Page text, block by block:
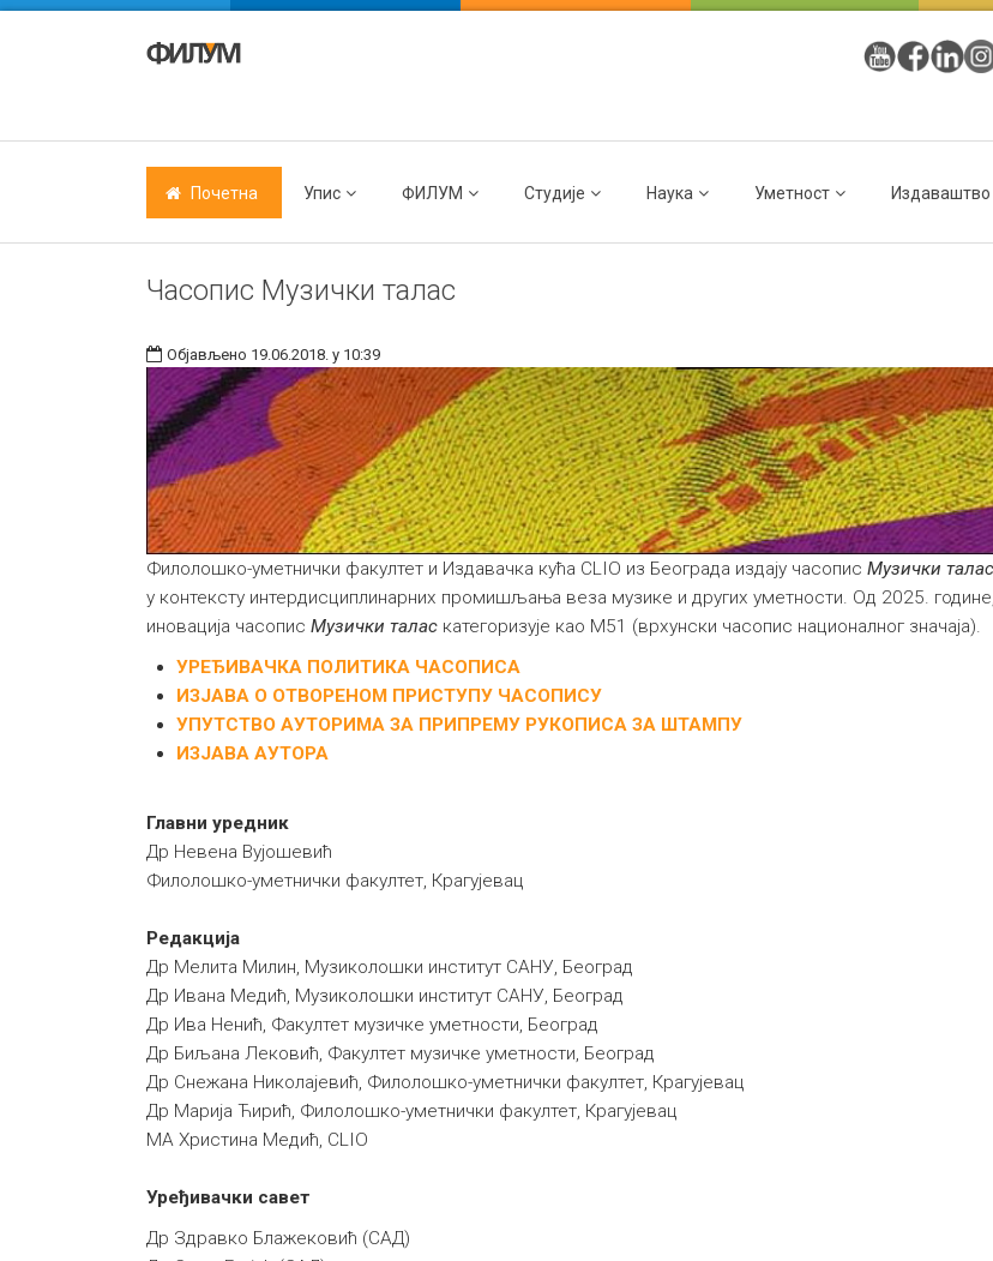
Почетна Упис ФИЛУМ Студије Наука Уметност Издаваштво
Часопис Музички талас
Објављено 19.06.2018. у 10:39
Филолошко-уметнички факултет и Издавачка кућа CLIO из Београда издају часопис Музички талас
у контексту интердисциплинарних промишљања веза музике и других уметности. Од 2025.
иновација часопис Музички талас категоризује као М51 (врхунски часопис националног значаја).
УРЕЂИВАЧКА ПОЛИТИКА ЧАСОПИСА
ИЗЈАВА О ОТВОРЕНОМ ПРИСТУПУ ЧАСОПИСУ
УПУТСТВО АУТОРИМА ЗА ПРИПРЕМУ РУКОПИСА ЗА ШТАМПУ
ИЗЈАВА АУТОРА
Главни уредник
Др Невена Вујошевић
Филолошко-уметнички факултет, Крагујевац
Редакција
Др Мелита Милин, Музиколошки институт САНУ, Београд
Др Ивана Медић, Музиколошки институт САНУ, Београд
Др Ива Ненић, Факултет музичке уметности, Београд
Др Биљана Лековић, Факултет музичке уметности, Београд
Др Снежана Николајевић, Филолошко-уметнички факултет, Крагујевац
Др Марија Ћирић, Филолошко-уметнички факултет, Крагујевац
МА Христина Медић, CLIO
Уређивачки савет
Др Здравко Блажековић (САД)